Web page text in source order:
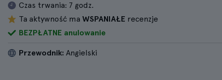
Czas trwania: 7 godz.
Ta aktywność ma WSPANIAŁE recenzje
BEZPŁATNE anulowanie
Przewodnik: Angielski